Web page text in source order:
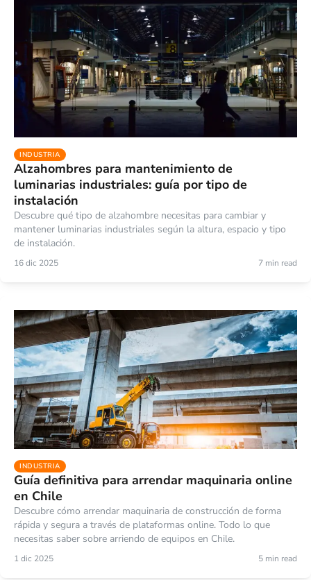
INDUSTRIA
Alzahombres para mantenimiento de
luminarias industriales: guía por tipo de
instalación
Descubre qué tipo de alzahombre necesitas para cambiar y
mantener luminarias industriales según la altura, espacio y tipo
de instalación.
16 dic 2025 7 min read
INDUSTRIA
Guía definitiva para arrendar maquinaria online
en Chile
Descubre cómo arrendar maquinaria de construcción de forma
rápida y segura a través de plataformas online. Todo lo que
necesitas saber sobre arriendo de equipos en Chile.
1 dic 2025 5 min read